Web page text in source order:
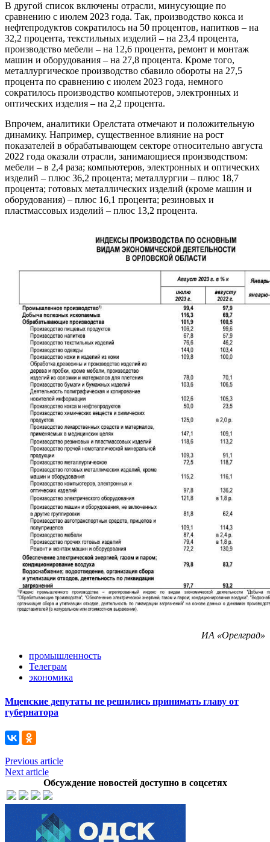
В другой список включены отрасли, минусующие по
сравнению с июлем 2023 года. Так, производство кокса и
нефтепродуктов сократилось на 50 процентов, напитков – на
32,2 процента, текстильных изделий – на 23,4 процента,
производство мебели – на 12,6 процента, ремонт и монтаж
машин и оборудования – на 27,8 процента. Кроме того,
металлургическое производство сбавило обороты на 27,5
процента по сравнению с июлем 2023 года, немного
сократилось производство компьютеров, электронных и
оптических изделия – на 2,2 процента.
Впрочем, аналитики Орелстата отмечают и положительную
динамику. Например, существенное влияние на рост
показателей в обрабатывающем секторе относительно августа
2022 года оказали отрасли, занимающиеся производством:
мебели – в 2,4 раза; компьютеров, электронных и оптических
изделий – плюс 36,2 процента; металлургии – плюс 18,7
процента; готовых металлических изделий (кроме машин и
оборудования) – плюс 16,1 процента; резиновых и
пластмассовых изделий – плюс 13,2 процента.
ИА «Орелград»
промышленность
Телеграм
экономика
Мценские депутаты не решились принимать главу от
губернатора
Previous article
Next article
Обсуждение новостей доступно в соцсетях